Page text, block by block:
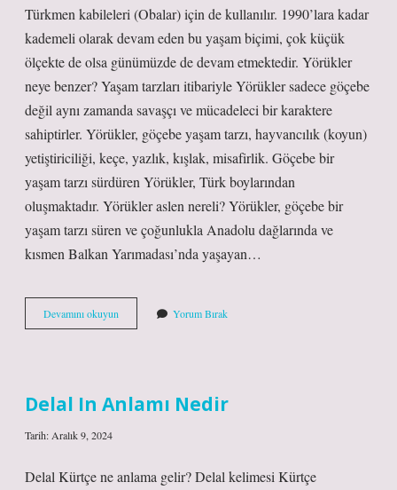
Türkmen kabileleri (Obalar) için de kullanılır. 1990’lara kadar
kademeli olarak devam eden bu yaşam biçimi, çok küçük
ölçekte de olsa günümüzde de devam etmektedir. Yörükler
neye benzer? Yaşam tarzları itibariyle Yörükler sadece göçebe
değil aynı zamanda savaşçı ve mücadeleci bir karaktere
sahiptirler. Yörükler, göçebe yaşam tarzı, hayvancılık (koyun)
yetiştiriciliği, keçe, yazlık, kışlak, misafirlik. Göçebe bir
yaşam tarzı sürdüren Yörükler, Türk boylarından
oluşmaktadır. Yörükler aslen nereli? Yörükler, göçebe bir
yaşam tarzı süren ve çoğunlukla Anadolu dağlarında ve
kısmen Balkan Yarımadası’nda yaşayan…
Devamını okuyun
Özellikleri
Yorum Bırak
Delal In Anlamı Nedir
Tarih: Aralık 9, 2024
Delal Kürtçe ne anlama gelir? Delal kelimesi Kürtçe